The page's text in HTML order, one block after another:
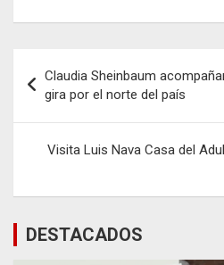
de
entradas
Claudia Sheinbaum
gira por el norte del país
Visita Luis Nava Casa del
DESTACADOS